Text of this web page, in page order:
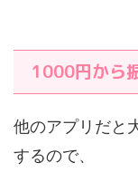
1000円から
他のアプリだと
するので、